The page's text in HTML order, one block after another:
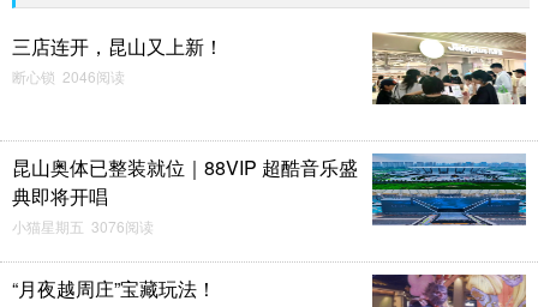
三店连开，昆山又上新！
断心锁 2046阅读
昆山奥体已整装就位｜88VIP 超酷音乐盛
典即将开唱
小猫星期五 3076阅读
“月夜越周庄”宝藏玩法！